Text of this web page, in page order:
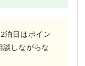
泊目はポイン
談しながらな